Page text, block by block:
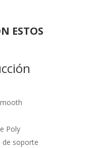
ESTOS
Poly
de soporte